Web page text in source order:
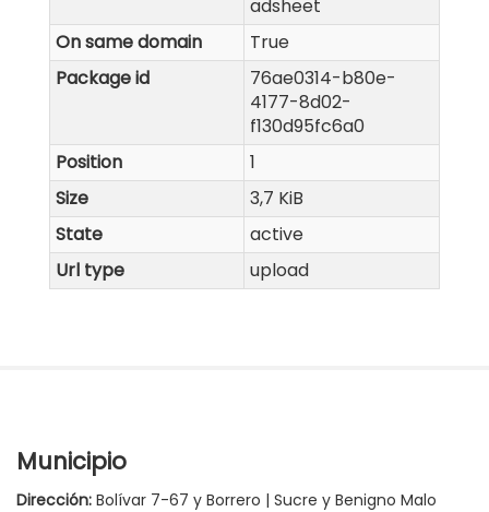
adsheet
On same domain
True
Package id
76ae0314-b80e-
4177-8d02-
f130d95fc6a0
Position
1
Size
3,7 KiB
State
active
Url type
upload
Municipio
Dirección: Bolívar 7-67 y Borrero | Sucre y Benigno Malo